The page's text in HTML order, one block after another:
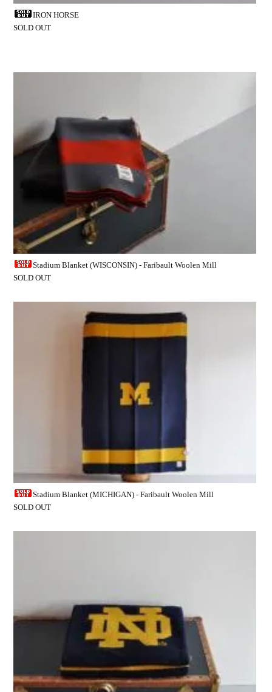
IRON HORSE
SOLD OUT
Stadium Blanket (WISCONSIN) - Faribault Woolen Mill
SOLD OUT
Stadium Blanket (MICHIGAN) - Faribault Woolen Mill
SOLD OUT